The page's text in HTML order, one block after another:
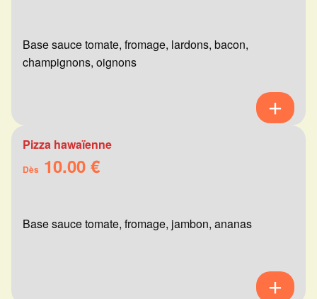
Base sauce tomate, fromage, lardons, bacon,
champignons, oignons
Pizza hawaïenne
Dès 10.00 €
Base sauce tomate, fromage, jambon, ananas